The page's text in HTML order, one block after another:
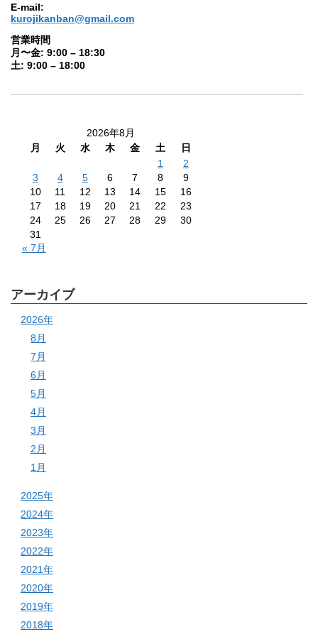
E-mail:
kurojikanban@gmail.com
営業時間
月〜金: 9:00 – 18:30
土: 9:00 – 18:00
2026年8月
月
火 水 木 金 土
日
1
2
3
4 5 6 7 8
9
10
11 12 13 14 15
16
17
18 19 20 21 22
23
24
25 26 27 28 29
30
31
« 7月
アーカイブ
2026年
8月
7月
6月
5月
4月
3月
2月
1月
2025年
2024年
2023年
2022年
2021年
2020年
2019年
2018年